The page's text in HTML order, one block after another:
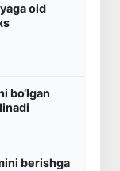
oid
bo‘lgan
berishga